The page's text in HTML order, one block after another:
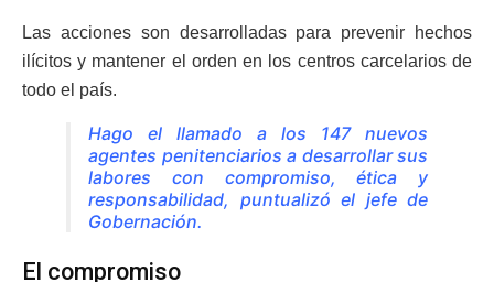
Las acciones son desarrolladas para prevenir hechos
ilícitos y mantener el orden en los centros carcelarios de
todo el país.
Hago el llamado a los 147 nuevos
agentes penitenciarios a desarrollar sus
labores con compromiso, ética y
responsabilidad, puntualizó el jefe de
Gobernación.
El compromiso